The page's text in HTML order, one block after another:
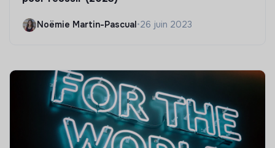
Noëmie Martin-Pascual•26 juin 2023